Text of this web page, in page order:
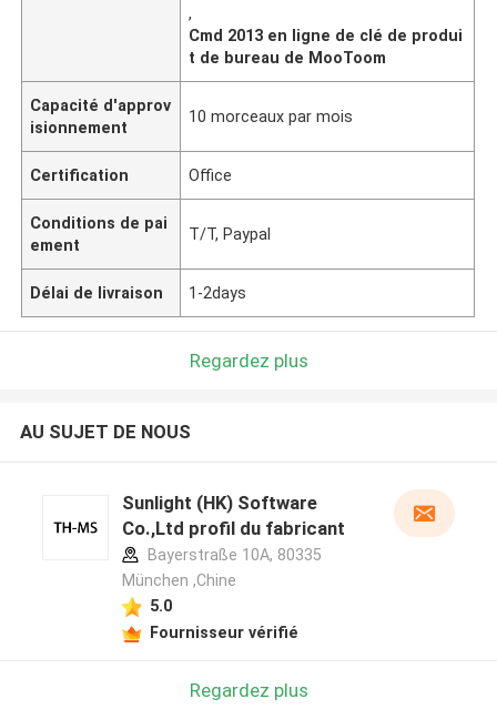
,
Cmd 2013 en ligne de clé de produi
t de bureau de MooToom
Capacité d'approv
isionnement
10 morceaux par mois
Certification Office
Conditions de pai
ement
T/T, Paypal
Délai de livraison 1-2days
Regardez plus
AU SUJET DE NOUS
Sunlight (HK) Software
Co.,Ltd profil du fabricant
Bayerstraße 10A, 80335
München ,Chine
5.0
Fournisseur vérifié
Regardez plus